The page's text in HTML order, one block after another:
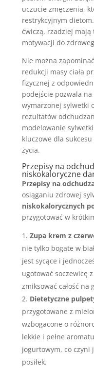
uczucie zmęczenia,
restrykcyjnym
ćwiczą, rzadziej
motywacji do
Nie można
redukcji masy ciała
fizycznej z
podejście pozwala
wymarzonej sylwetki
rezultatów
modelowanie
kluczowe dla
życia.
Przepisy na
niskokaloryczne
Przepisy na
osiąganiu zdrowej
niskokalorycznych
przygotować w
Zupa krem z
nie tylko bogate w
jest sycące i
ugotować soczewicę
zmiksować całość na
Dietetyczne
przygotowane z
wzbogacone o
lekkie i pełne
jogurtowym, co czyni
posiłek.